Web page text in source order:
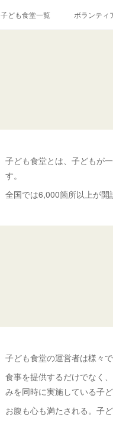
子ども食堂一覧 ボランティ
子ども食堂とは、子どもが
す。
全国では6,000箇所以上が開
子ども食堂の運営者は様々
食事を提供するだけでなく
みを同時に実施している子
お腹も心も満たされる。子